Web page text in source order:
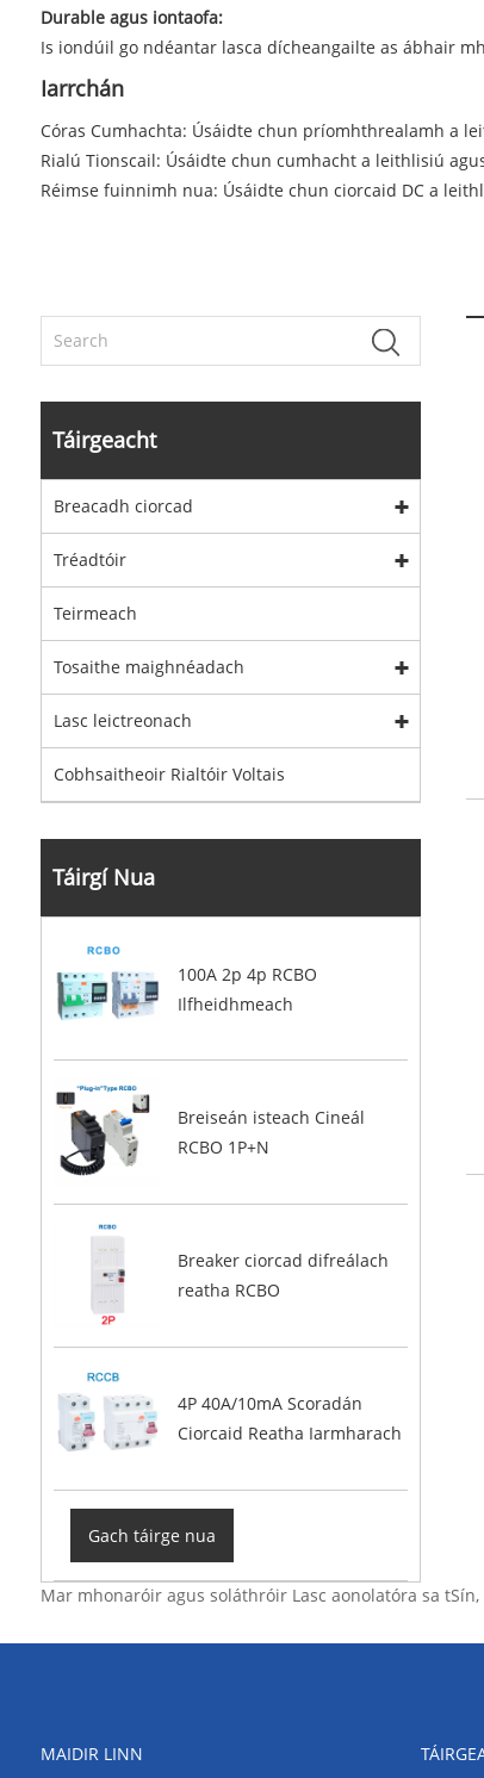
Durable agus iontaofa:
Is iondúil go ndéantar lasca dícheangailte as ábhair
Iarrchán
Córas Cumhachta: Úsáidte chun príomhthrealamh a
Rialú Tionscail: Úsáidte chun cumhacht a leithlisiú
Réimse fuinnimh nua: Úsáidte chun ciorcaid DC a
Táirgeacht
Breacadh ciorcad
Tréadtóir
Teirmeach
Tosaithe maighnéadach
Lasc leictreonach
Cobhsaitheoir Rialtóir Voltais
Táirgí Nua
100A 2p 4p RCBO
Ilfheidhmeach
Breiseán isteach Cineál
RCBO 1P+N
Breaker ciorcad difreálach
reatha RCBO
4P 40A/10mA Scoradán
Ciorcaid Reatha Iarmharach
Gach táirge nua
Mar mhonaróir agus soláthróir Lasc aonolatóra sa
MAIDIR LINN